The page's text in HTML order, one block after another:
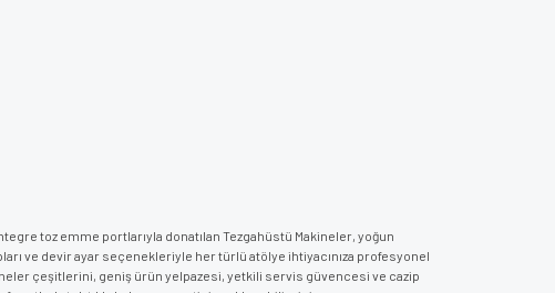
toz emme portlarıyla donatılan Tezgahüstü Makineler, yoğun
ve devir ayar seçenekleriyle her türlü atölye ihtiyacınıza profesyonel
çeşitlerini, geniş ürün yelpazesi, yetkili servis güvencesi ve cazip